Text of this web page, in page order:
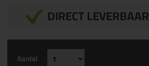
DIRECT LEVERBAAR
Aantal